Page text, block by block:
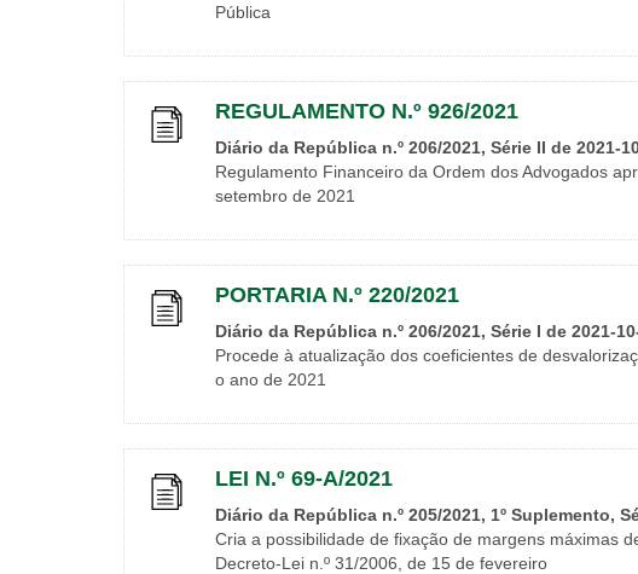
Pública
REGULAMENTO N.º 926/2021
Diário da República n.º 206/2021, Série II de 2021-
Regulamento Financeiro da Ordem dos Advogados
setembro de 2021
PORTARIA N.º 220/2021
Diário da República n.º 206/2021, Série I de 2021-
Procede à atualização dos coeficientes de
o ano de 2021
LEI N.º 69-A/2021
Diário da República n.º 205/2021, 1º Suplemento,
Cria a possibilidade de fixação de margens máximas
Decreto-Lei n.º 31/2006, de 15 de fevereiro